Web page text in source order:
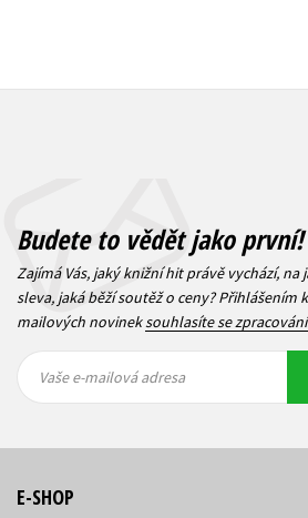
Budete to vědět jako první!
Zajímá Vás, jaký knižní hit právě vychází, na
sleva, jaká běží soutěž o ceny? Přihlášením
mailových novineksouhlasíte se
mailová
mailová
Vaše e-mailová adresa
E-SHOP